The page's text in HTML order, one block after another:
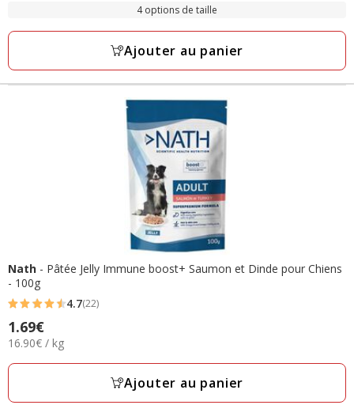
86
à
19.99€
4 options de taille
Ajouter au panier
Nath - Pâtée Jelly Immune boost+ Saumon et Dinde pour Chiens
- 100g
4.7
étoiles
avec
22
4.7(22)
Prix
1.69€
1.69€
16.90€
Kg
16.90€ / kg
Ajouter au panier